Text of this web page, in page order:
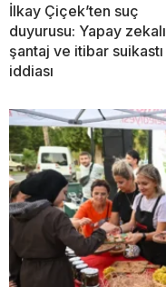
İlkay Çiçek’ten suç
duyurusu: Yapay zekalı
şantaj ve itibar suikastı
iddiası